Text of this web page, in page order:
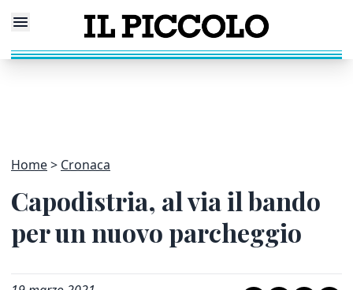
Home Cronaca
Capodistria, al via il bando
per un nuovo parcheggio